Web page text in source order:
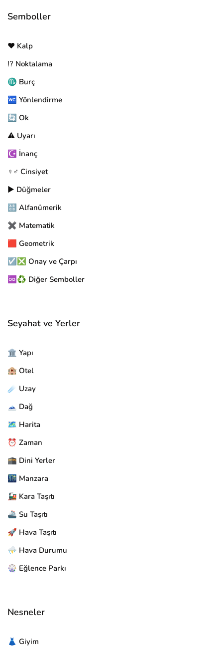
Semboller
❤️ Kalp
⁉️ Noktalama
♏ Burç
🚾 Yönlendirme
🔄 Ok
⚠️ Uyarı
☪️ İnanç
♀️♂️ Cinsiyet
▶️ Düğmeler
🔠 Alfanümerik
✖️ Matematik
🟥 Geometrik
☑️❎ Onay ve Çarpı
♾️♻️ Diğer Semboller
Seyahat ve Yerler
🏛️ Yapı
🏨 Otel
☄️ Uzay
🗻 Dağ
🗺️ Harita
⏰ Zaman
🕋 Dini Yerler
🌃 Manzara
🚂 Kara Taşıtı
🚢 Su Taşıtı
🚀 Hava Taşıtı
⛈️ Hava Durumu
🎡 Eğlence Parkı
Nesneler
👗 Giyim